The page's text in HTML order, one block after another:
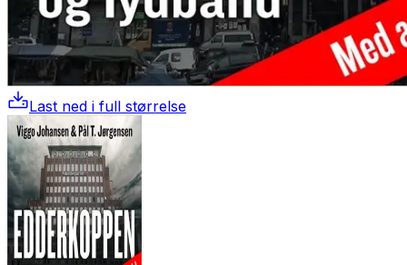
Last ned i full størrelse